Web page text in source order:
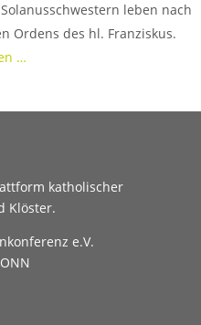
leben nach
Ordens des hl. Franziskus.
…
katholischer
Klöster.
e.V.